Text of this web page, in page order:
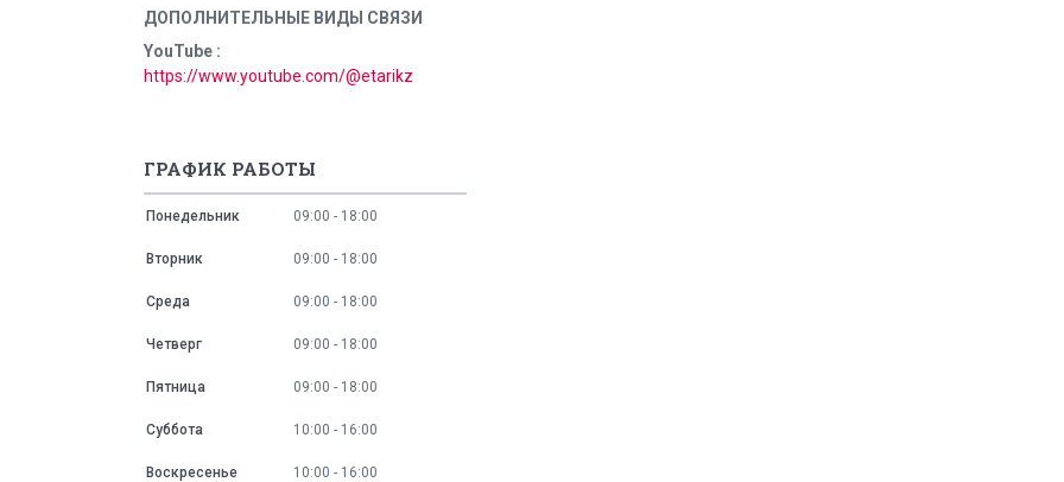
YouTube
https://www.youtube.com/@etarikz
ГРАФИК РАБОТЫ
Понедельник 09:00 18:00
Вторник 09:00 18:00
Среда 09:00 18:00
Четверг 09:00 18:00
Пятница 09:00 18:00
Суббота 10:00 16:00
Воскресенье 10:00 16:00